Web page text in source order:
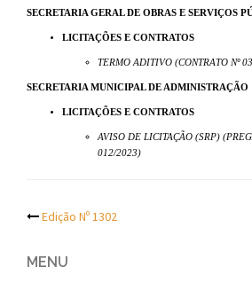
SECRETARIA GERAL DE OBRAS E SERVIÇOS
LICITAÇÕES E CONTRATOS
TERMO ADITIVO (CONTRATO Nº
SECRETARIA MUNICIPAL DE ADMINISTRAÇÃO
LICITAÇÕES E CONTRATOS
AVISO DE LICITAÇÃO (SRP)
012/2023)
Post
navigation
Edição Nº 1302
MENU